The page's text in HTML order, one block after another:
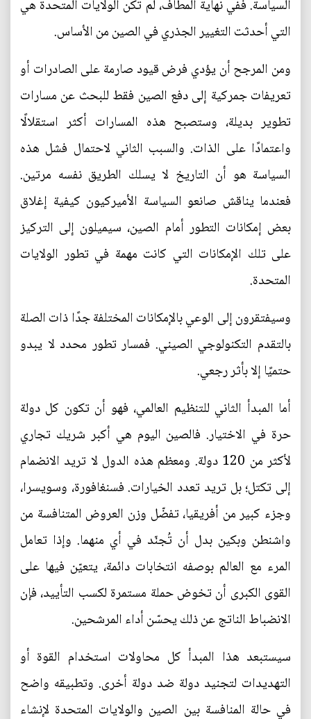
السياسة. ففي نهاية المطاف، لم تكن الولايات المتحدة هي
التي أحدثت التغيير الجذري في الصين من الأساس.
ومن المرجح أن يؤدي فرض قيود صارمة على الصادرات أو
تعريفات جمركية إلى دفع الصين فقط للبحث عن مسارات
تطوير بديلة، وستصبح هذه المسارات أكثر استقلالًا
واعتمادًا على الذات. والسبب الثاني لاحتمال فشل هذه
السياسة هو أن التاريخ لا يسلك الطريق نفسه مرتين.
فعندما يناقش صانعو السياسة الأميركيون كيفية إغلاق
بعض إمكانات التطور أمام الصين، سيميلون إلى التركيز
على تلك الإمكانات التي كانت مهمة في تطور الولايات
المتحدة.
وسيفتقرون إلى الوعي بالإمكانات المختلفة جدًا ذات الصلة
بالتقدم التكنولوجي الصيني. فمسار تطور محدد لا يبدو
حتميًا إلا بأثر رجعي.
أما المبدأ الثاني للتنظيم العالمي، فهو أن تكون كل دولة
حرة في الاختيار. فالصين اليوم هي أكبر شريك تجاري
لأكثر من 120 دولة. ومعظم هذه الدول لا تريد الانضمام
إلى تكتل؛ بل تريد تعدد الخيارات. فسنغافورة، وسويسرا،
وجزء كبير من أفريقيا، تفضّل وزن العروض المتنافسة من
واشنطن وبكين بدل أن تُجنّد في أي منهما. وإذا تعامل
المرء مع العالم بوصفه انتخابات دائمة، يتعيّن فيها على
القوى الكبرى أن تخوض حملة مستمرة لكسب التأييد، فإن
الانضباط الناتج عن ذلك يحسّن أداء المرشحين.
سيستبعد هذا المبدأ كل محاولات استخدام القوة أو
التهديدات لتجنيد دولة ضد دولة أخرى. وتطبيقه واضح
في حالة المنافسة بين الصين والولايات المتحدة لإنشاء